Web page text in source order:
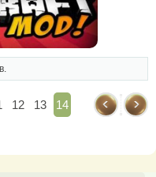
12 13 14